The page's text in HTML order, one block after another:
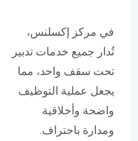
في مركز إكسلنس،
تُدار جميع خدمات تدبير
تحت سقف واحد، مما
يجعل عملية التوظيف
واضحة وأخلاقية
ومدارة باحتراف.